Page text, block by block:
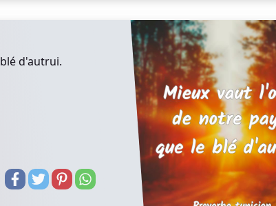
d'autrui.